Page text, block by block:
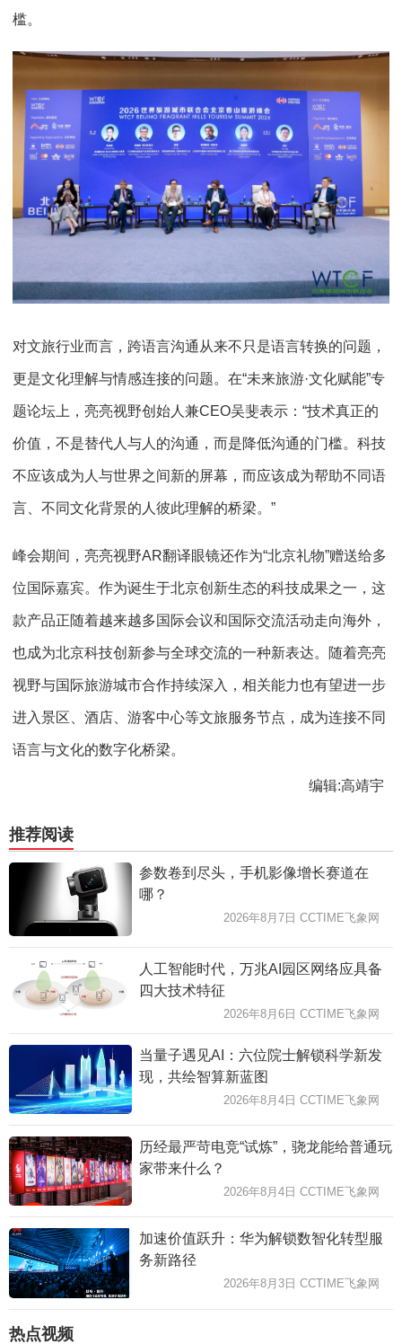
槛。
对文旅行业而言，跨语言沟通从来不只是语言转换的问题，
更是文化理解与情感连接的问题。在“未来旅游·文化赋能”专
题论坛上，亮亮视野创始人兼CEO吴斐表示：“技术真正的
价值，不是替代人与人的沟通，而是降低沟通的门槛。科技
不应该成为人与世界之间新的屏幕，而应该成为帮助不同语
言、不同文化背景的人彼此理解的桥梁。”
峰会期间，亮亮视野AR翻译眼镜还作为“北京礼物”赠送给多
位国际嘉宾。作为诞生于北京创新生态的科技成果之一，这
款产品正随着越来越多国际会议和国际交流活动走向海外，
也成为北京科技创新参与全球交流的一种新表达。随着亮亮
视野与国际旅游城市合作持续深入，相关能力也有望进一步
进入景区、酒店、游客中心等文旅服务节点，成为连接不同
语言与文化的数字化桥梁。
编辑:高靖宇
推荐阅读
参数卷到尽头，手机影像增长赛道在
哪？
2026年8月7日 CCTIME飞象网
人工智能时代，万兆AI园区网络应具备
四大技术特征
2026年8月6日 CCTIME飞象网
当量子遇见AI：六位院士解锁科学新发
现，共绘智算新蓝图
2026年8月4日 CCTIME飞象网
历经最严苛电竞“试炼”，骁龙能给普通玩
家带来什么？
2026年8月4日 CCTIME飞象网
加速价值跃升：华为解锁数智化转型服
务新路径
2026年8月3日 CCTIME飞象网
热点视频